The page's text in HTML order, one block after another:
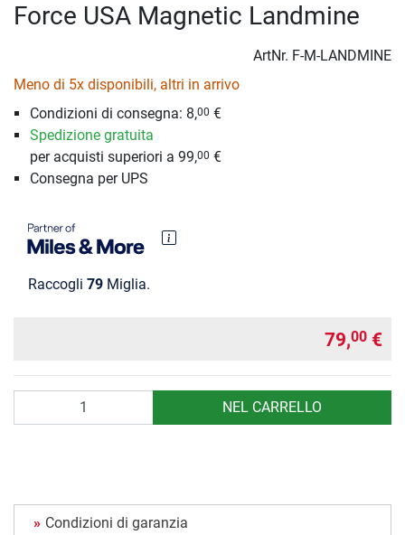
Force USA Magnetic Landmine
ArtNr. F-M-LANDMINE
Meno di 5x disponibili, altri in arrivo
Condizioni di consegna: 8,00 €
Spedizione gratuita
per acquisti superiori a 99,00 €
Consegna per UPS
Raccogli 79 Miglia.
79,00 €
NEL CARRELLO
Condizioni di garanzia